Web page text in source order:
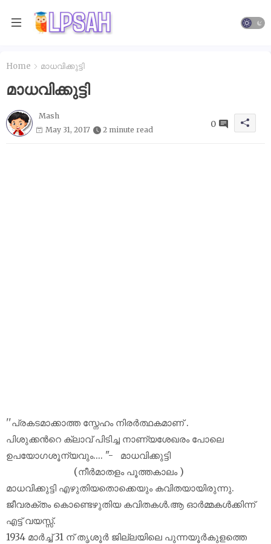
Home മാധവിക്കുട്ടി
മാധവിക്കുട്ടി
Mash
May 31, 2017
2 minute read
0
''പ്രകടമാക്കാത്ത സ്നേഹം നിരര്‍ത്ഥകമാണ് .
പിശുക്കന്‍റെ ക്ലാവ് പിടിച്ച നാണ്യശേഖരം പോലെ
ഉപയോഗശൂന്യവും.... "- മാധവിക്കുട്ടി
(നീര്‍മാതളം പൂത്തകാലം )
മാധവിക്കുട്ടി എഴുതിയതൊക്കെയും കവിതയായിരുന്നു.
ജീവരക്തം കൊണ്ടെഴുതിയ കവിതകൾ.ആ ഓര്‍മ്മകള്‍ക്കിന്ന്
എട്ട് വയസ്സ്.
1934 മാര്‍ച്ച് 31 ന് തൃശൂര്‍ ജില്ലയിലെ പുന്നയൂര്‍കുളത്തെ